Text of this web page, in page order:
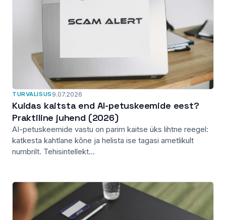
TURVALISUS 9.07.2026
Kuidas kaitsta end AI-petuskeemide eest?
Praktiline juhend (2026)
AI-petuskeemide vastu on parim kaitse üks lihtne reegel:
katkesta kahtlane kõne ja helista ise tagasi ametlikult
numbrilt. Tehisintellekt...